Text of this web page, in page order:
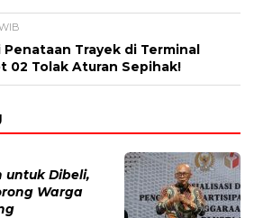
Trayek di Terminal
02 Tolak Aturan Sepihak!
untuk Dibeli,
Warga